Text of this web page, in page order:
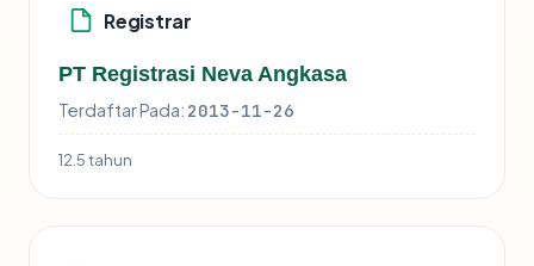
Registrar
PT Registrasi Neva Angkasa
Terdaftar Pada: 2013-11-26
12.5 tahun